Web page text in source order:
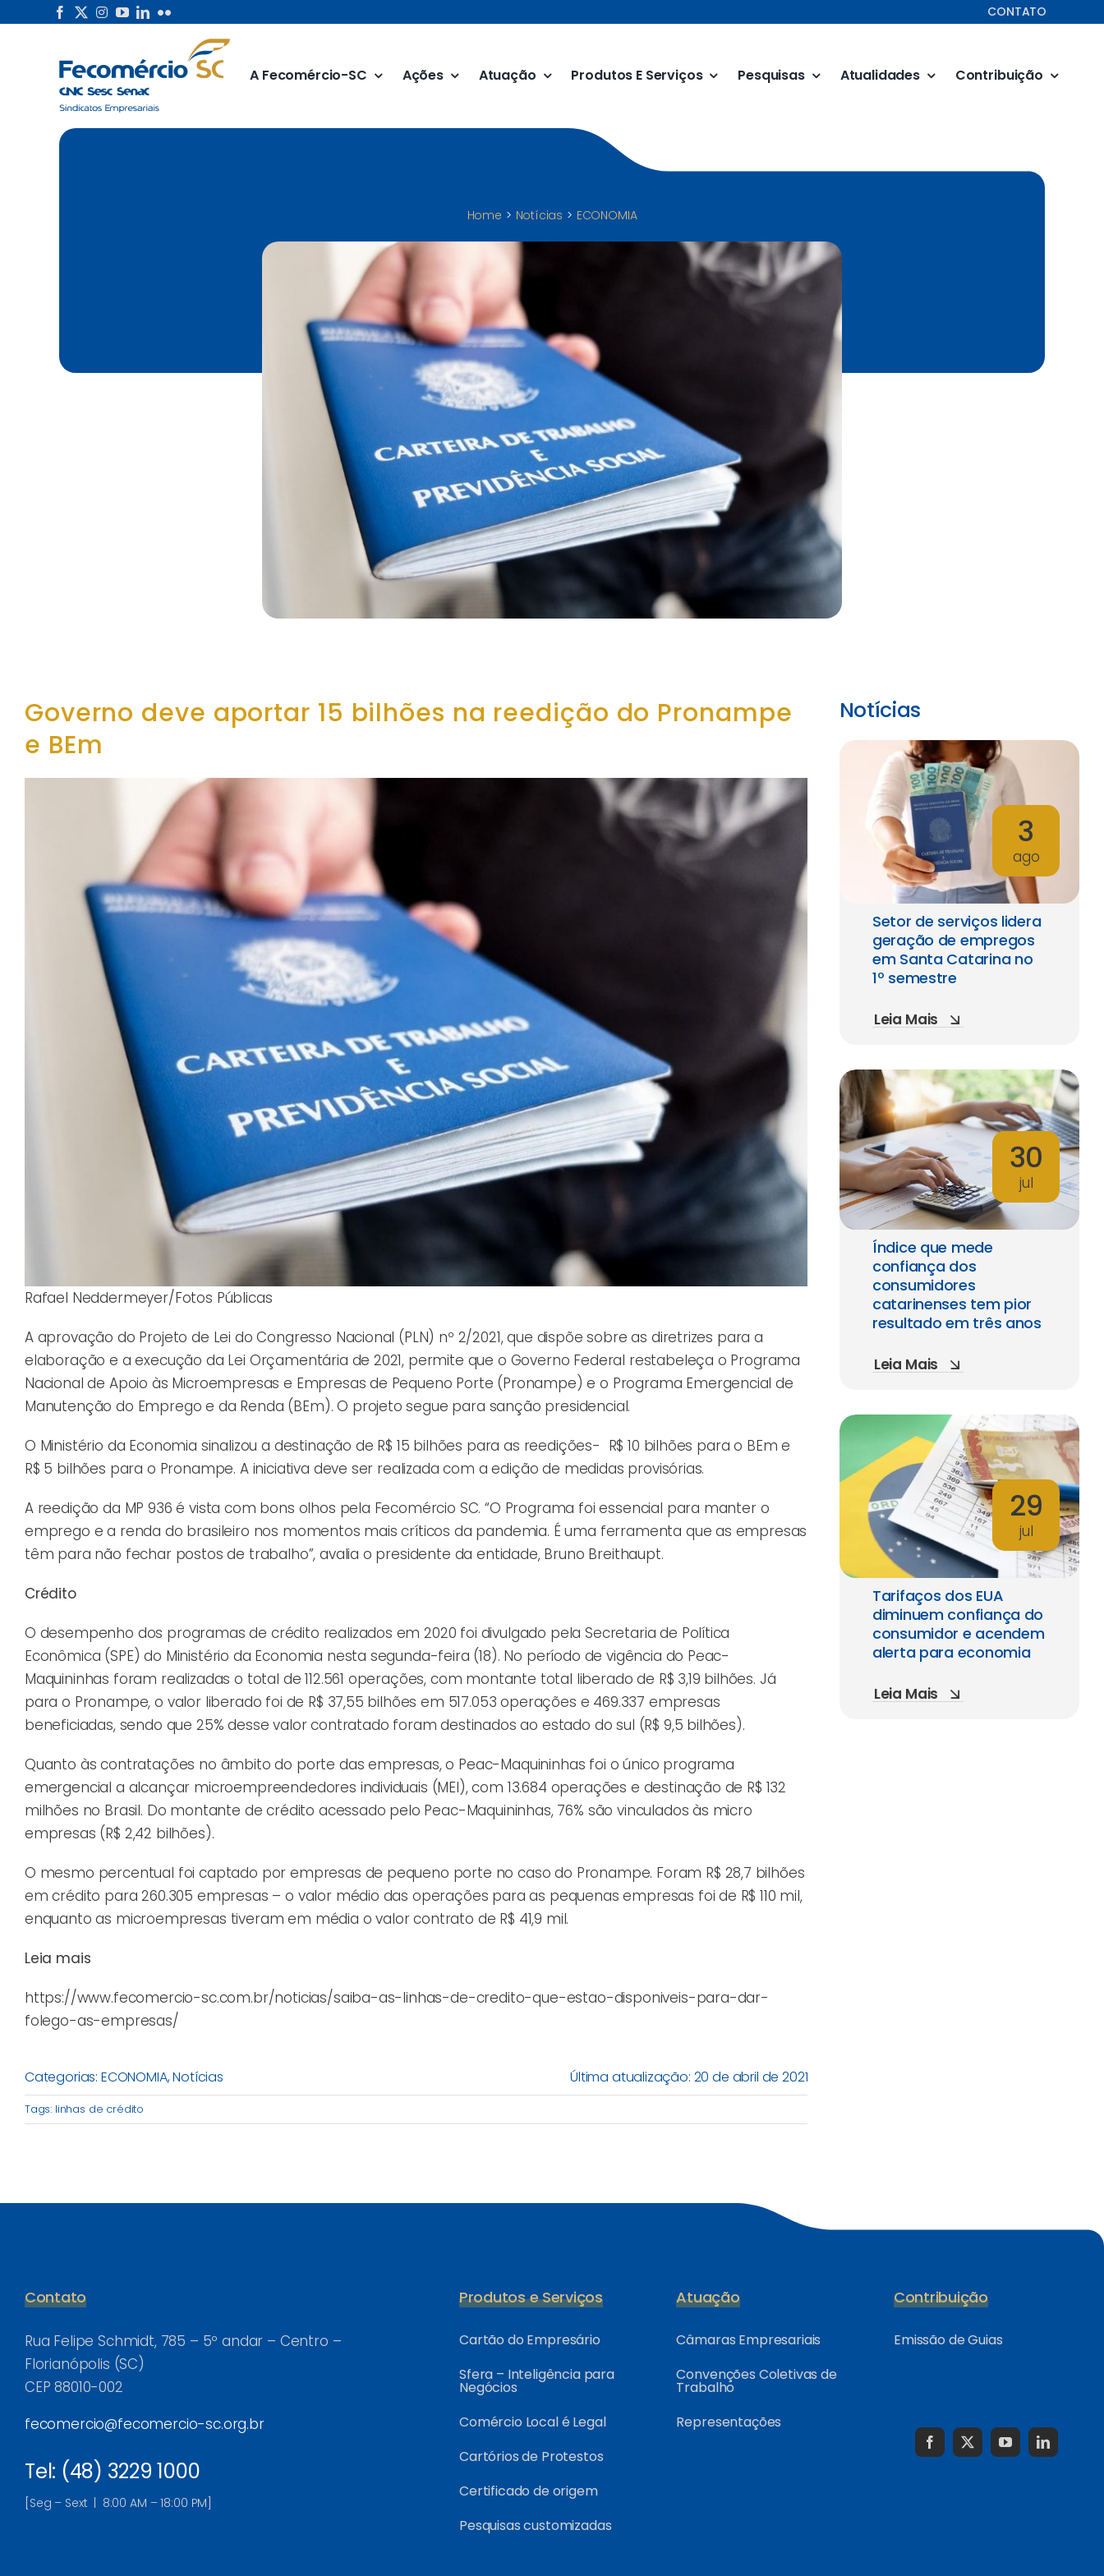
CONTATO
A Fecomércio-SC Ações Atuação Produtos E Serviços Pesquisas Atualidades Contribuição
Home Notícias ECONOMIA
Governo deve aportar 15 bilhões na reedição do Pronampe
e BEm
Rafael Neddermeyer/Fotos Públicas
A aprovação do Projeto de Lei do Congresso Nacional (PLN) nº 2/2021, que dispõe sobre as diretrizes para a
elaboração e a execução da Lei Orçamentária de 2021, permite que o Governo Federal restabeleça o Programa
Nacional de Apoio às Microempresas e Empresas de Pequeno Porte (Pronampe) e o Programa Emergencial de
Manutenção do Emprego e da Renda (BEm). O projeto segue para sanção presidencial.
O Ministério da Economia sinalizou a destinação de R$ 15 bilhões para as reedições- R$ 10 bilhões para o BEm e
R$ 5 bilhões para o Pronampe. A iniciativa deve ser realizada com a edição de medidas provisórias.
A reedição da MP 936 é vista com bons olhos pela Fecomércio SC. “O Programa foi essencial para manter o
emprego e a renda do brasileiro nos momentos mais críticos da pandemia. É uma ferramenta que as empresas
têm para não fechar postos de trabalho”, avalia o presidente da entidade, Bruno Breithaupt.
Crédito
O desempenho dos programas de crédito realizados em 2020 foi divulgado pela Secretaria de Política
Econômica (SPE) do Ministério da Economia nesta segunda-feira (18). No período de vigência do Peac-
Maquininhas foram realizadas o total de 112.561 operações, com montante total liberado de R$ 3,19 bilhões. Já
para o Pronampe, o valor liberado foi de R$ 37,55 bilhões em 517.053 operações e 469.337 empresas
beneficiadas, sendo que 25% desse valor contratado foram destinados ao estado do sul (R$ 9,5 bilhões).
Quanto às contratações no âmbito do porte das empresas, o Peac-Maquininhas foi o único programa
emergencial a alcançar microempreendedores individuais (MEI), com 13.684 operações e destinação de R$ 132
milhões no Brasil. Do montante de crédito acessado pelo Peac-Maquininhas, 76% são vinculados às micro
empresas (R$ 2,42 bilhões).
O mesmo percentual foi captado por empresas de pequeno porte no caso do Pronampe. Foram R$ 28,7 bilhões
em crédito para 260.305 empresas – o valor médio das operações para as pequenas empresas foi de R$ 110 mil,
enquanto as microempresas tiveram em média o valor contrato de R$ 41,9 mil.
Leia mais
https://www.fecomercio-sc.com.br/noticias/saiba-as-linhas-de-credito-que-estao-disponiveis-para-dar-
folego-as-empresas/
Categorias: ECONOMIA,Notícias Última atualização: 20 de abril de 2021
Tags: linhas de crédito
Notícias
3
ago
Setor de serviços lidera
geração de empregos
em Santa Catarina no
1º semestre
Leia Mais
30
jul
Índice que mede
confiança dos
consumidores
catarinenses tem pior
resultado em três anos
Leia Mais
29
jul
Tarifaços dos EUA
diminuem confiança do
consumidor e acendem
alerta para economia
Leia Mais
Contato
Rua Felipe Schmidt, 785 – 5º andar – Centro –
Florianópolis (SC)
CEP 88010-002
fecomercio@fecomercio-sc.org.br
Tel: (48) 3229 1000
[Seg – Sext | 8:00 AM – 18:00 PM]
Produtos e Serviços
Cartão do Empresário
Sfera – Inteligência para
Negócios
Comércio Local é Legal
Cartórios de Protestos
Certificado de origem
Pesquisas customizadas
Atuação
Câmaras Empresariais
Convenções Coletivas de
Trabalho
Representações
Contribuição
Emissão de Guias